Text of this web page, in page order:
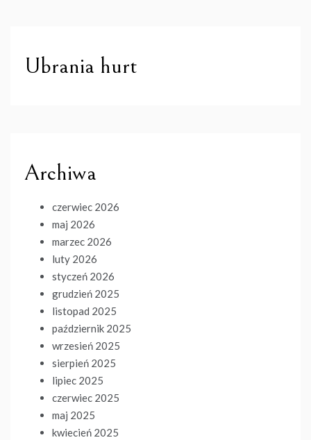
Ubrania hurt
Archiwa
czerwiec 2026
maj 2026
marzec 2026
luty 2026
styczeń 2026
grudzień 2025
listopad 2025
październik 2025
wrzesień 2025
sierpień 2025
lipiec 2025
czerwiec 2025
maj 2025
kwiecień 2025